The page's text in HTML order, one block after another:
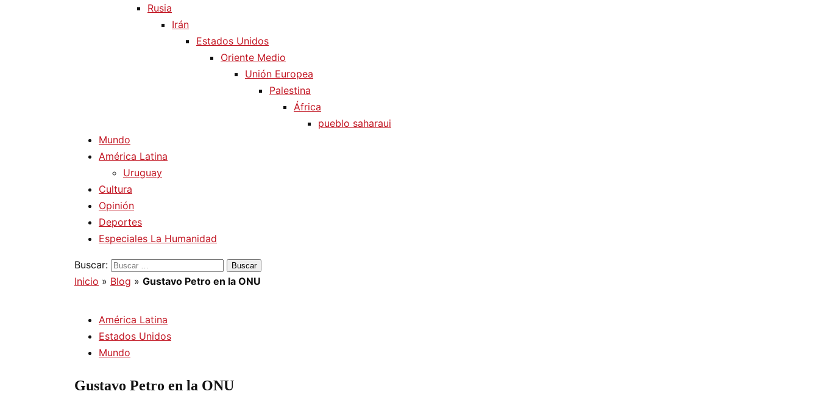
Rusia
Irán
Estados Unidos
Oriente Medio
Unión Europea
Palestina
África
pueblo saharaui
Mundo
América Latina
Uruguay
Cultura
Opinión
Deportes
Especiales La Humanidad
Buscar:
Inicio » Blog » Gustavo Petro en la ONU
América Latina
Estados Unidos
Mundo
Gustavo Petro en la ONU